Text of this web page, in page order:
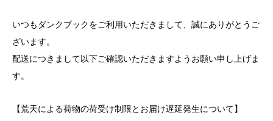
いつもダンクブックをご利用いただきまして、誠にありがとうご
ざいます。
配送につきまして以下ご確認いただきますようお願い申し上げま
す。
【荒天による荷物の荷受け制限とお届け遅延発生について】